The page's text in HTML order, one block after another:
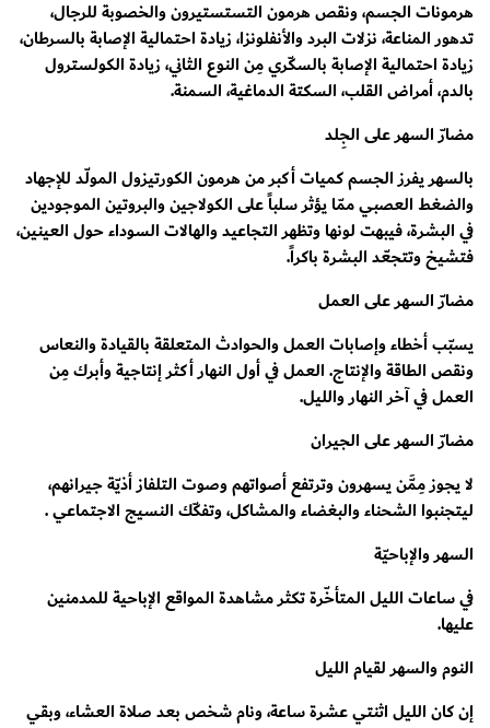
هرمونات الجسم، ونقص هرمون التستستيرون والخصوبة للرجال،
تدهور المناعة، نزلات البرد والأنفلونزا، زيادة احتمالية الإصابة بالسرطان،
زيادة احتمالية الإصابة بالسكّري مِن النوع الثاني، زيادة الكولسترول
بالدم، أمراض القلب، السكتة الدماغية، السمنة.
مضارّ السهر على الجِلد
بالسهر يفرز الجسم كميات أكبر من هرمون الكورتيزول المولّد للإجهاد
والضغط العصبي ممّا يؤثر سلباً على الكولاجين والبروتين الموجودين
في البشرة، فيبهت لونها وتظهر التجاعيد والهالات السوداء حول العينين،
فتشيخ وتتجعّد البشرة باكراً.
مضارّ السهر على العمل
يسبّب أخطاء وإصابات العمل والحوادث المتعلقة بالقيادة والنعاس
ونقص الطاقة والإنتاج. العمل في أول النهار أكثر إنتاجية وأبرك مِن
العمل في آخر النهار والليل.
مضارّ السهر على الجيران
لا يجوز مِمَّن يسهرون وترتفع أصواتهم وصوت التلفاز أذيّة جيرانهم،
ليتجنبوا الشحناء والبغضاء والمشاكل، وتفكّك النسيج الاجتماعي .
السهر والإباحيّة
في ساعات الليل المتأخّرة تكثر مشاهدة المواقع الإباحية للمدمنين
عليها.
النوم والسهر لقيام الليل
إن كان الليل اثنتي عشرة ساعة، ونام شخص بعد صلاة العشاء، وبقي